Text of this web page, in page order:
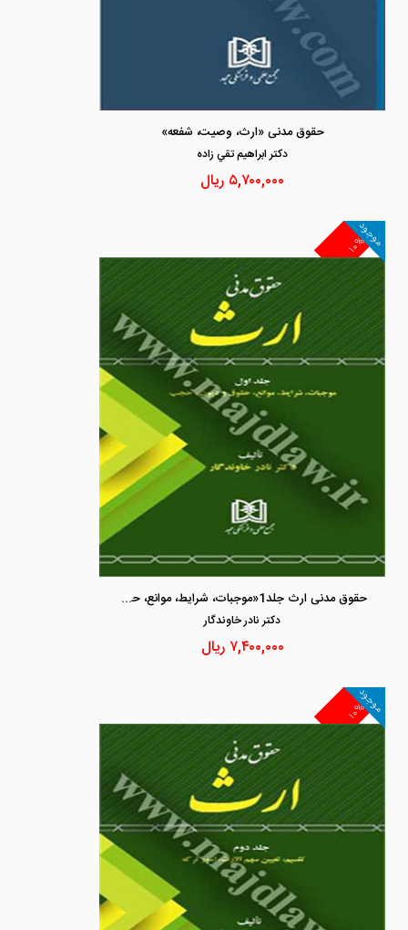
حقوق مدنی «ارث، وصیت، شفعه»
دكتر ابراهيم تقي زاده
۵,۷۰۰,۰۰۰ ریال
۱۰%
موجود
حقوق مدنی ارث جلد1«موجبات، شرایط، موانع، حقوق و دیون، حجب»
دكتر نادر خاوندگار
۷,۴۰۰,۰۰۰ ریال
۱۰%
موجود